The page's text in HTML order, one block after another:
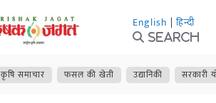
English | हिन्दी
Search
कृषि समाचार फसल की खेती उद्यानिकी सरकारी